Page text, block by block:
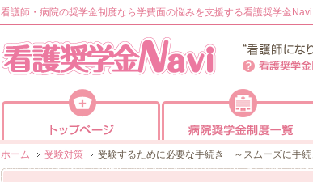
看護師・病院の奨学金制度なら学費面の悩みを支援する看護奨学金Navi
トップページ
ホーム 受験対策 受験するために必要な手続き ～スムーズに手続